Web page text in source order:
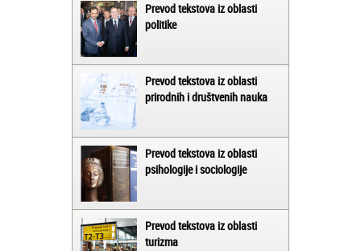
Prevod tekstova iz oblasti
politike
Prevod tekstova iz oblasti
prirodnih i društvenih nauka
Prevod tekstova iz oblasti
psihologije i sociologije
Prevod tekstova iz oblasti
turizma